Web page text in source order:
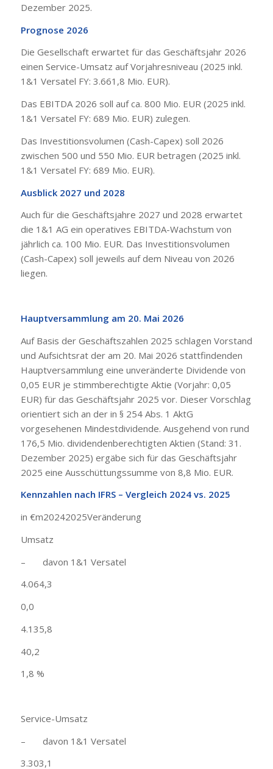
Dezember 2025.
Prognose 2026
Die Gesellschaft erwartet für das Geschäftsjahr 2026
einen Service-Umsatz auf Vorjahresniveau (2025 inkl.
1&1 Versatel FY: 3.661,8 Mio. EUR).
Das EBITDA 2026 soll auf ca. 800 Mio. EUR (2025 inkl.
1&1 Versatel FY: 689 Mio. EUR) zulegen.
Das Investitionsvolumen (Cash-Capex) soll 2026
zwischen 500 und 550 Mio. EUR betragen (2025 inkl.
1&1 Versatel FY: 689 Mio. EUR).
Ausblick 2027 und 2028
Auch für die Geschäftsjahre 2027 und 2028 erwartet
die 1&1 AG ein operatives EBITDA-Wachstum von
jährlich ca. 100 Mio. EUR. Das Investitionsvolumen
(Cash-Capex) soll jeweils auf dem Niveau von 2026
liegen.
Hauptversammlung am 20. Mai 2026
Auf Basis der Geschäftszahlen 2025 schlagen Vorstand
und Aufsichtsrat der am 20. Mai 2026 stattfindenden
Hauptversammlung eine unveränderte Dividende von
0,05 EUR je stimmberechtigte Aktie (Vorjahr: 0,05
EUR) für das Geschäftsjahr 2025 vor. Dieser Vorschlag
orientiert sich an der in § 254 Abs. 1 AktG
vorgesehenen Mindestdividende. Ausgehend von rund
176,5 Mio. dividendenberechtigten Aktien (Stand: 31.
Dezember 2025) ergäbe sich für das Geschäftsjahr
2025 eine Ausschüttungssumme von 8,8 Mio. EUR.
Kennzahlen nach IFRS – Vergleich 2024 vs. 2025
in €m20242025Veränderung
Umsatz
– davon 1&1 Versatel
4.064,3
0,0
4.135,8
40,2
1,8 %
Service-Umsatz
– davon 1&1 Versatel
3.303,1